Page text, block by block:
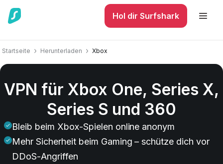
Hol dir Surfshark
Startseite Herunterladen Xbox
VPN für Xbox One, Series X,
Series S und 360
Bleib beim Xbox-Spielen online anonym
Mehr Sicherheit beim Gaming – schütze dich vor
DDoS-Angriffen